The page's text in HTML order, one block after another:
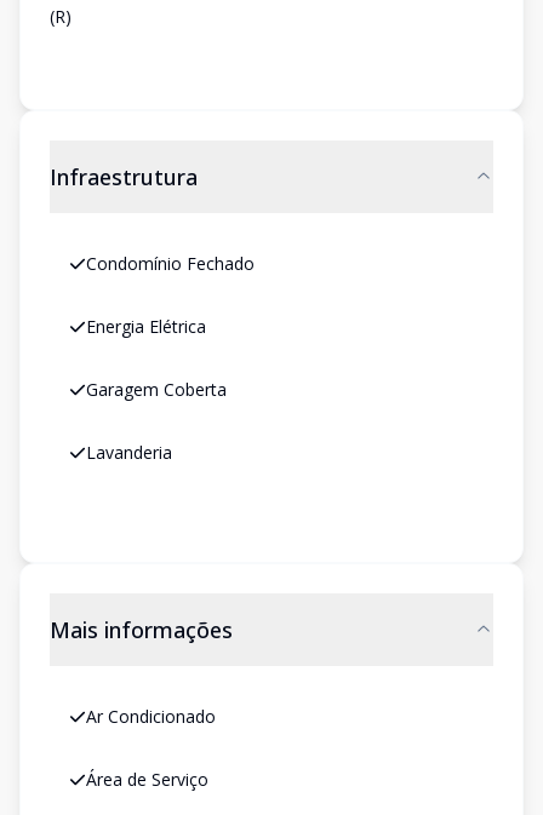
(R)
Infraestrutura
Condomínio Fechado
Energia Elétrica
Garagem Coberta
Lavanderia
Mais informações
Ar Condicionado
Área de Serviço